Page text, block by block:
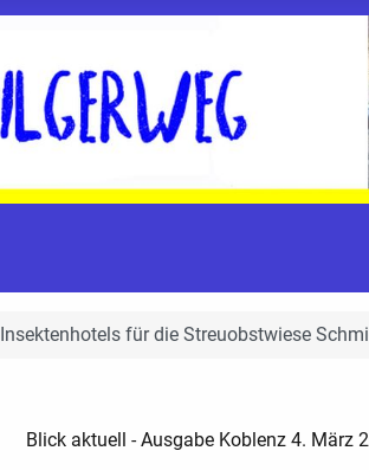
Insektenhotels für die Streuobstwiese
Blick aktuell - Ausgabe Koblenz 4. März